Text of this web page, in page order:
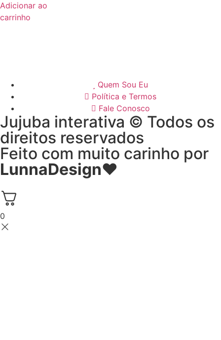
Adicionar ao
carrinho
Quem Sou Eu
Política e Termos
Fale Conosco
Jujuba interativa © Todos os
direitos reservados
Feito com muito carinho por
LunnaDesign♥
0